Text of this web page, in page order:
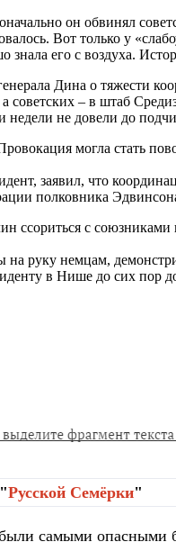
он обвинял
Вот только у
его с воздуха.
Дина о тяжести
советских – в штаб
недели не довели до
могла стать
заявил, что
полковника
с союзниками
руку немцам,
в Нише до сих пор
Русской Cемёрки"
самыми опасными